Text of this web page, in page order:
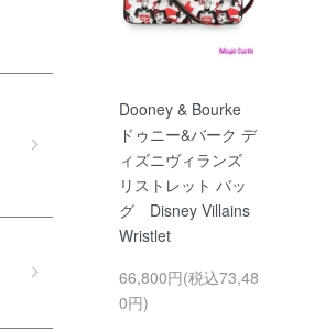
Dooney & Bourke
ドゥニー&バーク デ
ィズニヴィランズ
リストレット バッ
グ Disney Villains
Wristlet
66,800円(税込73,48
0円)